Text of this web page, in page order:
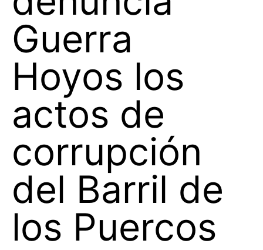
Guerra
Hoyos los
actos de
corrupción
del Barril de
los Puercos